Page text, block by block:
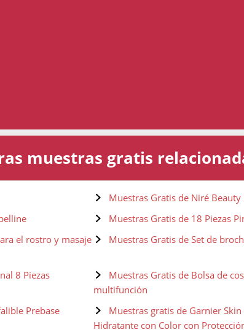
muestras gratis
Muestras Gratis de Niré
Muestras Gratis de 18 Piezas
el rostro y masaje
Muestras Gratis de Set de
8 Piezas
Muestras Gratis de Bolsa de
multifunción
Prebase
Muestras gratis de Garnier
Hidratante con Color con